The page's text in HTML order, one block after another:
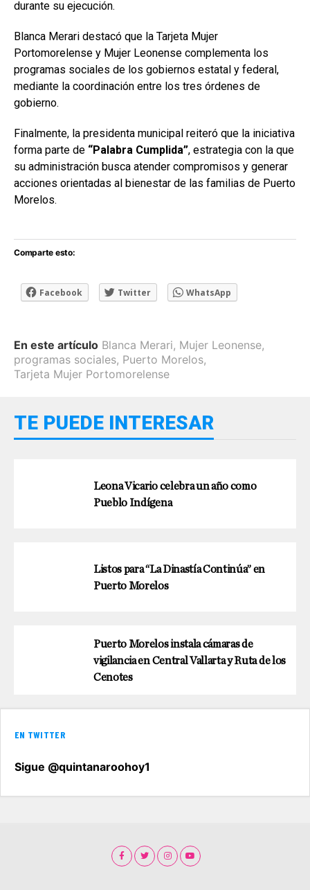
durante su ejecución.
Blanca Merari destacó que la Tarjeta Mujer
Portomorelense y Mujer Leonense complementa los
programas sociales de los gobiernos estatal y federal,
mediante la coordinación entre los tres órdenes de
gobierno.
Finalmente, la presidenta municipal reiteró que la iniciativa
forma parte de “Palabra Cumplida”, estrategia con la que
su administración busca atender compromisos y generar
acciones orientadas al bienestar de las familias de Puerto
Morelos.
Comparte esto:
Facebook Twitter WhatsApp
En este artículo Blanca Merari, Mujer Leonense,
programas sociales, Puerto Morelos,
Tarjeta Mujer Portomorelense
TE PUEDE INTERESAR
Leona Vicario celebra un año como
Pueblo Indígena
Listos para “La Dinastía Continúa” en
Puerto Morelos
Puerto Morelos instala cámaras de
vigilancia en Central Vallarta y Ruta de los
Cenotes
EN TWITTER
Sigue @quintanaroohoy1